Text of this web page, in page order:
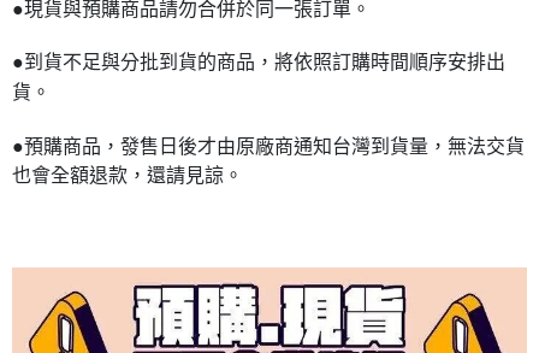
●現貨與預購商品請勿合併於同一張訂單。
●到貨不足與分批到貨的商品，將依照訂購時間順序安排出
貨。
●預購商品，發售日後才由原廠商通知台灣到貨量，無法交貨
也會全額退款，還請見諒。